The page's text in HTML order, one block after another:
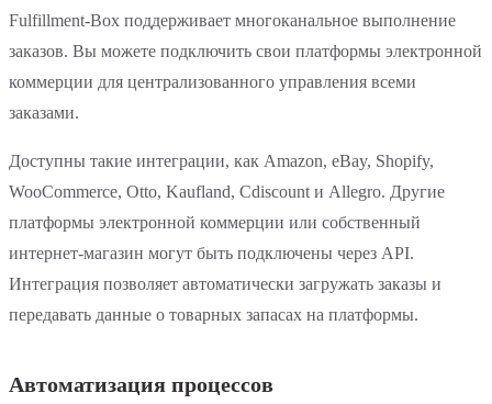
Fulfillment-Box поддерживает многоканальное выполнение
заказов. Вы можете подключить свои платформы электронной
коммерции для централизованного управления всеми
заказами.
Доступны такие интеграции, как Amazon, eBay, Shopify,
WooCommerce, Otto, Kaufland, Cdiscount и Allegro. Другие
платформы электронной коммерции или собственный
интернет-магазин могут быть подключены через API.
Интеграция позволяет автоматически загружать заказы и
передавать данные о товарных запасах на платформы.
Автоматизация процессов